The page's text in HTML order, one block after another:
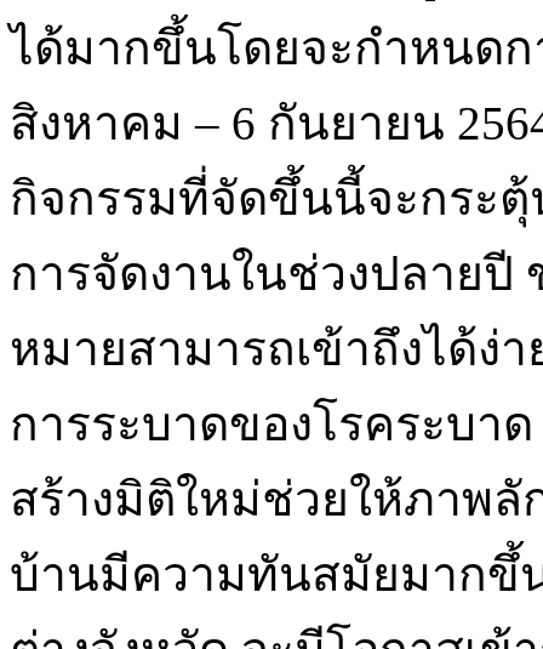
ได้มากขึ้นโดยจะกำหนดก
สิงหาคม – 6 กันยายน
กิจกรรมที่จัดขึ้นนี้จะกระ
การจัดงานในช่วงปลายปี
หมายสามารถเข้าถึงได้ง่
การระบาดของโรคระบา
สร้างมิติใหม่ช่วยให้ภาพ
บ้านมีความทันสมัยมากขึ้